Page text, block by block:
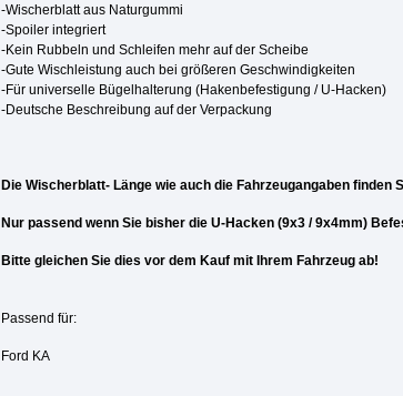
-Wischerblatt aus Naturgummi
-Spoiler integriert
-Kein Rubbeln und Schleifen mehr auf der Scheibe
-Gute Wischleistung auch bei größeren Geschwindigkeiten
-Für universelle Bügelhalterung (Hakenbefestigung / U-Hacken)
-Deutsche Beschreibung auf der Verpackung
Die Wischerblatt- Länge wie auch die Fahrzeugangaben finden
Nur passend wenn Sie bisher die U-Hacken (9x3 / 9x4mm)
Bitte gleichen Sie dies vor dem Kauf mit Ihrem Fahrzeug ab!
Passend für:
Ford KA